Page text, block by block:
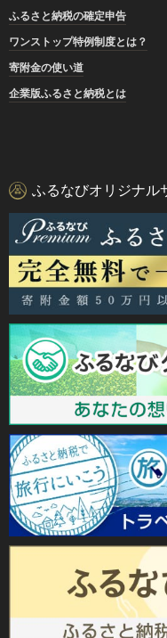
ふるさと納税の確定申告
ワンストップ特例制度とは？
寄附金の使い道
企業版ふるさと納税とは
ふるなびオリジナル